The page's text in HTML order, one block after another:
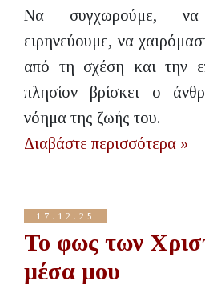
Να συγχωρούμε,
ειρηνεύουμε, να
από τη σχέση και την
πλησίον βρίσκει ο
νόημα της ζωής του.
Διαβάστε περισσότερα »
17.12.25
Το φως των
μέσα μου